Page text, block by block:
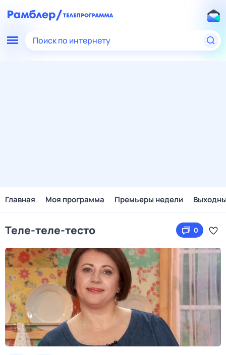
Поиск по интернету
Главная Моя программа Премьеры недели
Теле-теле-тесто 0